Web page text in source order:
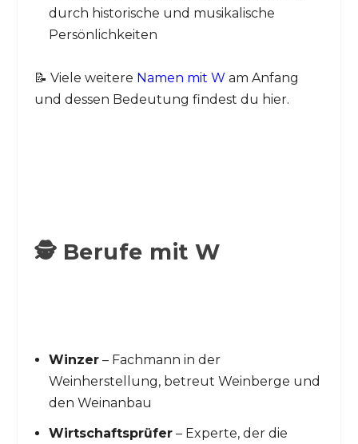
durch historische und musikalische
Persönlichkeiten
📝 Viele weitere Namen mit W am Anfang
und dessen Bedeutung findest du hier.
🕵️ Berufe mit W
Winzer– Fachmann in der
Weinherstellung, betreut Weinberge und
den Weinanbau
Wirtschaftsprüfer– Experte, der die